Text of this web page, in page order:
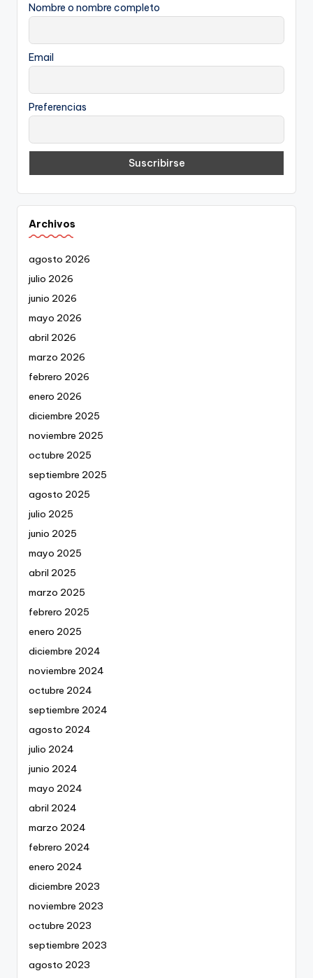
Nombre o nombre completo
Email
Preferencias
Archivos
agosto 2026
julio 2026
junio 2026
mayo 2026
abril 2026
marzo 2026
febrero 2026
enero 2026
diciembre 2025
noviembre 2025
octubre 2025
septiembre 2025
agosto 2025
julio 2025
junio 2025
mayo 2025
abril 2025
marzo 2025
febrero 2025
enero 2025
diciembre 2024
noviembre 2024
octubre 2024
septiembre 2024
agosto 2024
julio 2024
junio 2024
mayo 2024
abril 2024
marzo 2024
febrero 2024
enero 2024
diciembre 2023
noviembre 2023
octubre 2023
septiembre 2023
agosto 2023